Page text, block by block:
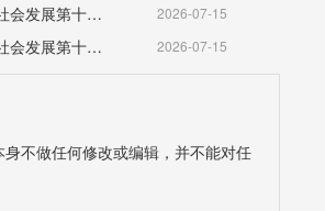
（北京市）房山区国民经济和社会发展第十五个五年规划纲要 2026-07-15
（北京市）东城区国民经济和社会发展第十五个五年规划纲要 2026-07-15
不做任何修改或编辑，并不能对任